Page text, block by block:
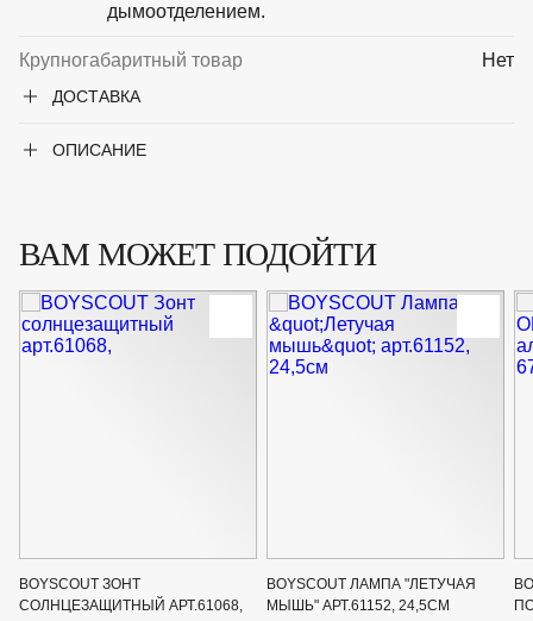
дымоотделением.
Крупногабаритный товар Нет
ДОСТАВКА
ОПИСАНИЕ
ВАМ МОЖЕТ ПОДОЙТИ
BOYSCOUT ЗОНТ
СОЛНЦЕЗАЩИТНЫЙ АРТ.61068,
BOYSCOUT ЛАМПА "ЛЕТУЧАЯ
МЫШЬ" АРТ.61152, 24,5СМ